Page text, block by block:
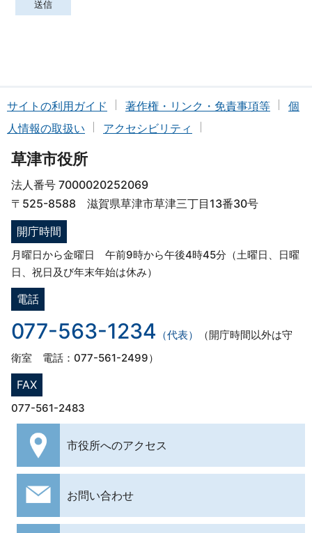
サイトの利用ガイド 著作権・リンク・免責事項等
個
人情報の取扱い
アクセシビリティ
草津市役所
法人番号 7000020252069
〒525-8588 滋賀県草津市草津三丁目13番30号
開庁時間
月曜日から金曜日 午前9時から午後4時45分（土曜日、日曜
日、祝日及び年末年始は休み）
電話
077-563-1234 （代表）
（開庁時間以外は守
衛室 電話：077-561-2499）
FAX
077-561-2483
市役所へのアクセス
お問い合わせ